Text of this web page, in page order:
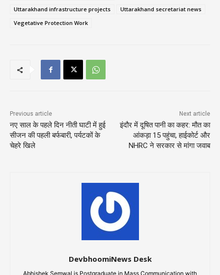
Uttarakhand infrastructure projects
Uttarakhand secretariat news
Vegetative Protection Work
Previous article
नए साल के पहले दिन नीती घाटी में हुई
सीजन की पहली बर्फबारी, पर्यटकों के
चेहरे खिले
Next article
इंदौर में दूषित पानी का कहर: मौत का
आंकड़ा 15 पहुंचा, हाईकोर्ट और
NHRC ने सरकार से मांगा जवाब
DevbhoomiNews Desk
Abhishek Semwal is Postgraduate in Mass Communication with